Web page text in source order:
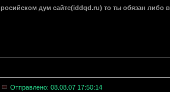
росийском дум сайте(iddqd.ru) то ты обязан
Отправлено: 08.08.07 17:50:14